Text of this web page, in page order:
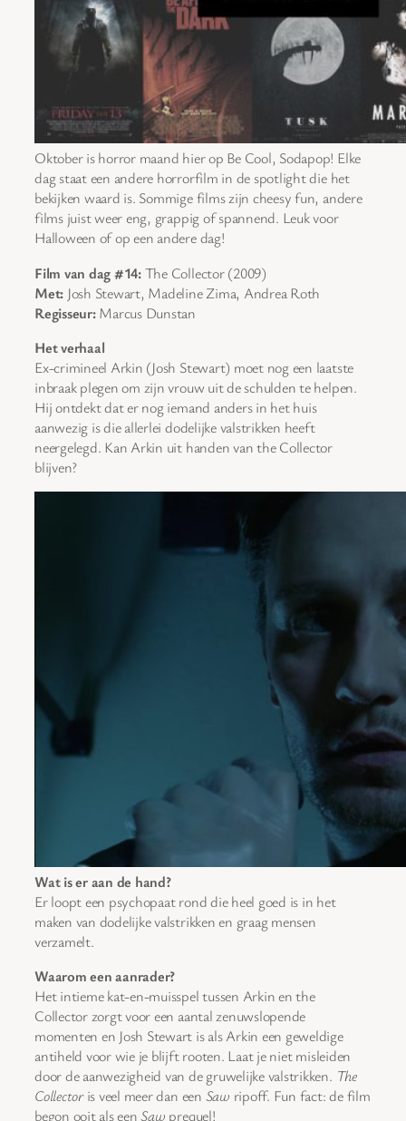
Oktober is horror maand hier op Be Cool, Sodapop! Elke
dag staat een andere horrorfilm in de spotlight die het
bekijken waard is. Sommige films zijn cheesy fun, andere
films juist weer eng, grappig of spannend. Leuk voor
Halloween of op een andere dag!
Film van dag #14:The Collector (2009)
Met: Josh Stewart, Madeline Zima, Andrea Roth
Regisseur:Marcus Dunstan
Het verhaal
Ex-crimineel Arkin (Josh Stewart) moet nog een laatste
inbraak plegen om zijn vrouw uit de schulden te helpen.
Hij ontdekt dat er nog iemand anders in het huis
aanwezig is die allerlei dodelijke valstrikken heeft
neergelegd. Kan Arkin uit handen van the Collector
blijven?
Wat is er aan de hand?
Er loopt een psychopaat rond die heel goed is in het
maken van dodelijke valstrikken en graag mensen
verzamelt.
Waarom een aanrader?
Het intieme kat-en-muisspel tussen Arkin en the
Collector zorgt voor een aantal zenuwslopende
momenten en Josh Stewart is als Arkin een geweldige
antiheld voor wie je blijft rooten. Laat je niet misleiden
door de aanwezigheid van de gruwelijke valstrikken. The
Collectoris veel meer dan een Saw ripoff. Fun fact: de film
begon ooit als eenSaw prequel!